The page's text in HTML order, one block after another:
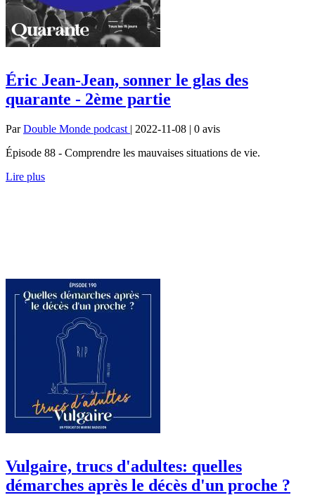
Éric Jean-Jean, sonner le glas des
quarante - 2ème partie
ParDouble Monde podcast | 2022-11-08 | 0 avis
Épisode 88 - Comprendre les mauvaises situations de vie.
Lire plus
Vulgaire, trucs d'adultes: quelles
démarches après le décès d'un proche ?